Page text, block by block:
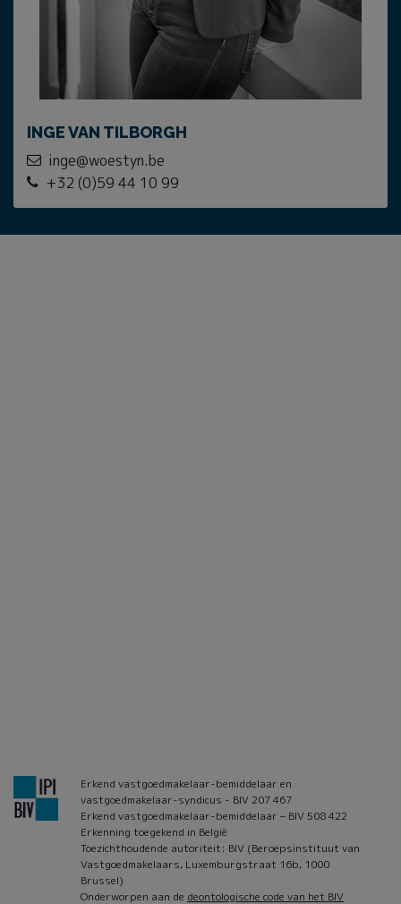
INGE VAN TILBORGH
inge@woestyn.be
+32 (0)59 44 10 99
Erkend vastgoedmakelaar-bemiddelaar en
vastgoedmakelaar-syndicus - BIV 207 467
Erkend vastgoedmakelaar-bemiddelaar – BIV 508 422
Erkenning toegekend in België
Toezichthoudende autoriteit: BIV (Beroepsinstituut van
Vastgoedmakelaars, Luxemburgstraat 16b, 1000
Brussel)
Onderworpen aan de deontologische code van het BIV